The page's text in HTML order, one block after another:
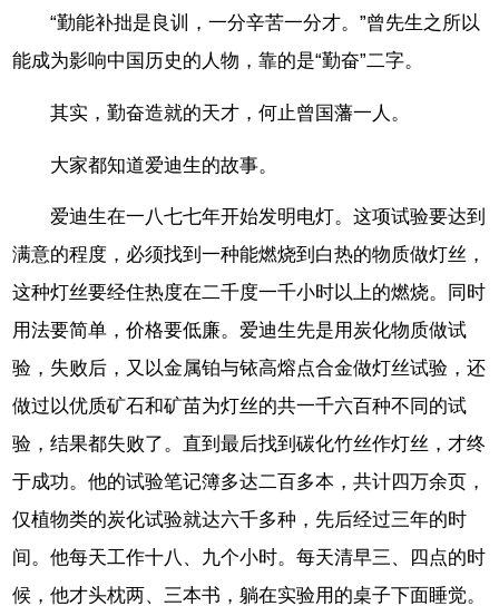
“勤能补拙是良训，一分辛苦一分才。”曾先生之所以
能成为影响中国历史的人物，靠的是“勤奋”二字。
其实，勤奋造就的天才，何止曾国藩一人。
大家都知道爱迪生的故事。
爱迪生在一八七七年开始发明电灯。这项试验要达到
满意的程度，必须找到一种能燃烧到白热的物质做灯丝，
这种灯丝要经住热度在二千度一千小时以上的燃烧。同时
用法要简单，价格要低廉。爱迪生先是用炭化物质做试
验，失败后，又以金属铂与铱高熔点合金做灯丝试验，还
做过以优质矿石和矿苗为灯丝的共一千六百种不同的试
验，结果都失败了。直到最后找到碳化竹丝作灯丝，才终
于成功。他的试验笔记簿多达二百多本，共计四万余页，
仅植物类的炭化试验就达六千多种，先后经过三年的时
间。他每天工作十八、九个小时。每天清早三、四点的时
候，他才头枕两、三本书，躺在实验用的桌子下面睡觉。